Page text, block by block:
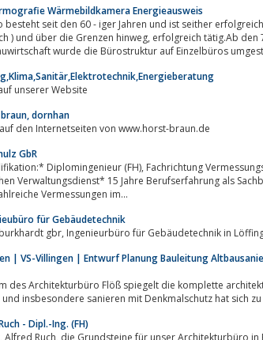
Wärmebildkamera Energieausweis
seit den 60 - iger Jahren und ist seither erfolgreich in Schopfheim,
erfolgreich tätig.Ab den 70iger Jahren und den ersten größeren
wurde die Bürostruktur auf Einzelbüros
unserer Website
dornhan
den Internetseiten von www.horst-braun.de
GbR
Fachrichtung Vermessungswesen* Staatsprüfung für den gehobenen
Verwaltungsdienst* 15 Jahre Berufserfahrung als
Vermessungen im...
für Gebäudetechnik
fb-plan, furtwängler&burkhardt gbr, Ingenieurbüro für
| VS-Villingen | Entwurf Planung Bauleitung
des Architekturbüro Flöß spiegelt die komplette
insbesondere sanieren mit Denkmalschutz hat sich
- Dipl.-Ing. (FH)